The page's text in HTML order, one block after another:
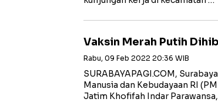
Vaksin Merah Putih
Rabu, 09 Feb 2022 20:36 WIB
SURABAYAPAGI.COM,
Manusia dan Kebudayaan RI
Jatim Khofifah Indar